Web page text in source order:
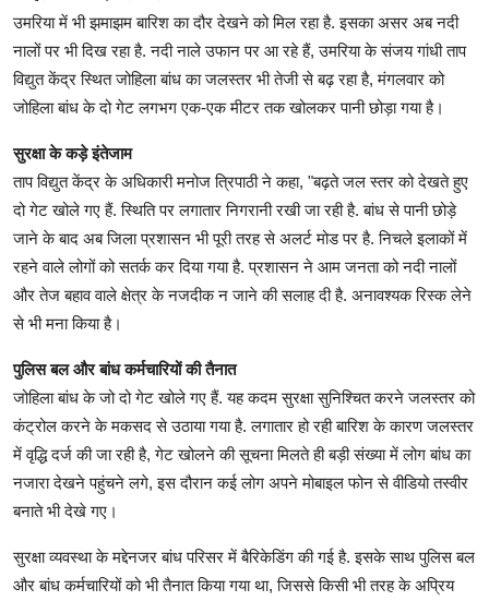
उमरिया में भी झमाझम बारिश का दौर देखने को मिल रहा है. इसका असर अब नदी
नालों पर भी दिख रहा है. नदी नाले उफान पर आ रहे हैं, उमरिया के संजय गांधी ताप
विद्युत केंद्र स्थित जोहिला बांध का जलस्तर भी तेजी से बढ़ रहा है, मंगलवार को
जोहिला बांध के दो गेट लगभग एक-एक मीटर तक खोलकर पानी छोड़ा गया है।
सुरक्षा के कड़े इंतेजाम
ताप विद्युत केंद्र के अधिकारी मनोज त्रिपाठी ने कहा, "बढ़ते जल स्तर को देखते हुए
दो गेट खोले गए हैं. स्थिति पर लगातार निगरानी रखी जा रही है. बांध से पानी छोड़े
जाने के बाद अब जिला प्रशासन भी पूरी तरह से अलर्ट मोड पर है. निचले इलाकों में
रहने वाले लोगों को सतर्क कर दिया गया है. प्रशासन ने आम जनता को नदी नालों
और तेज बहाव वाले क्षेत्र के नजदीक न जाने की सलाह दी है. अनावश्यक रिस्क लेने
से भी मना किया है।
पुलिस बल और बांध कर्मचारियों की तैनात
जोहिला बांध के जो दो गेट खोले गए हैं. यह कदम सुरक्षा सुनिश्चित करने जलस्तर को
कंट्रोल करने के मकसद से उठाया गया है. लगातार हो रही बारिश के कारण जलस्तर
में वृद्धि दर्ज की जा रही है, गेट खोलने की सूचना मिलते ही बड़ी संख्या में लोग बांध का
नजारा देखने पहुंचने लगे, इस दौरान कई लोग अपने मोबाइल फोन से वीडियो तस्वीर
बनाते भी देखे गए।
सुरक्षा व्यवस्था के मद्देनजर बांध परिसर में बैरिकेडिंग की गई है. इसके साथ पुलिस बल
और बांध कर्मचारियों को भी तैनात किया गया था, जिससे किसी भी तरह के अप्रिय